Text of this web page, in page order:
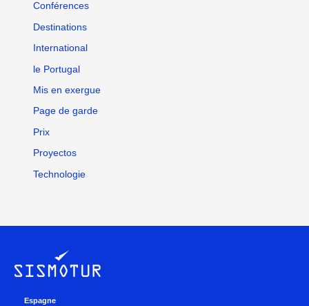
Conférences
Destinations
International
le Portugal
Mis en exergue
Page de garde
Prix
Proyectos
Technologie
Espagne